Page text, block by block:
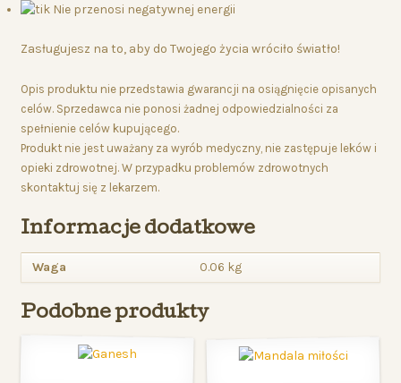
Nie przenosi negatywnej energii
Zasługujesz na to, aby do Twojego życia wróciło światło!
Opis produktu nie przedstawia gwarancji na osiągnięcie opisanych
celów. Sprzedawca nie ponosi żadnej odpowiedzialności za
spełnienie celów kupującego.
Produkt nie jest uważany za wyrób medyczny, nie zastępuje leków i
opieki zdrowotnej. W przypadku problemów zdrowotnych
skontaktuj się z lekarzem.
Informacje dodatkowe
Waga 0.06 kg
Podobne produkty